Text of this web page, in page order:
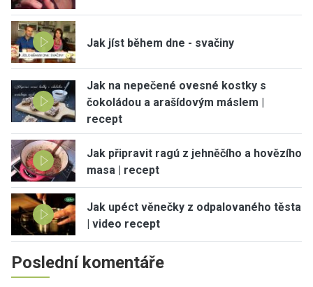
Jak jíst během dne - svačiny
Jak na nepečené ovesné kostky s
čokoládou a arašídovým máslem |
recept
Jak připravit ragú z jehněčího a hovězího
masa | recept
Jak upéct věnečky z odpalovaného těsta
| video recept
Poslední komentáře